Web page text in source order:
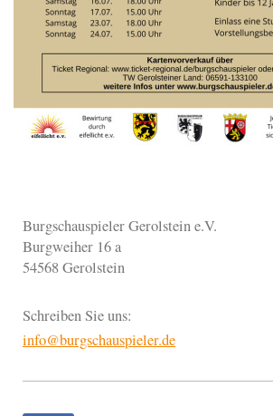
Burgschauspieler Gerolstein e.V.
Burgweiher 16 a
54568Gerolstein
Schreiben Sie uns:
info@burgschauspieler.de